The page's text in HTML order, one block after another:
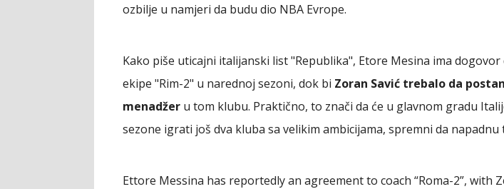
ozbilje u namjeri da budu dio NBA Evrope.
Kako piše uticajni italijanski list "Republika", Etore Mesina ima
ekipe "Rim-2" u narednoj sezoni, dok bi Zoran Savić trebalo da
menadžer u tom klubu. Praktično, to znači da će u glavnom gradu
sezone igrati još dva kluba sa velikim ambicijama, spremni da napadnu
Ettore Messina has reportedly an agreement to coach “Roma-2”, with